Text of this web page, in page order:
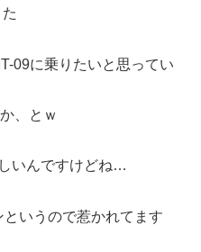
09に乗りたいと思ってい
、とｗ
いんですけどね…
いうので惹かれてます